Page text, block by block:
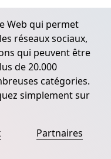
Web qui permet
réseaux sociaux,
qui peuvent être
de 20.000
catégories.
simplement sur
Partnaires